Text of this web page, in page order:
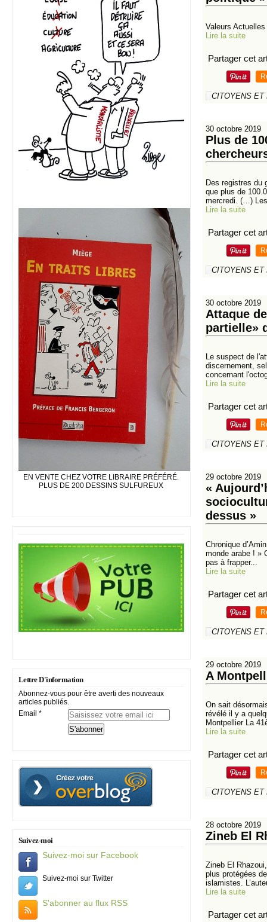
EN VENTE CHEZ VOTRE LIBRAIRE PRÉFÉRÉ.
PLUS DE 200 DESSINS SULFUREUX
Lettre D'information
Abonnez-vous pour être averti des nouveaux
articles publiés.
Email
Suivez-moi
Suivez-moi sur Facebook
Suivez-moi sur Twitter
S'abonner au flux RSS
Valeurs Actuelles
Lire la suite
Partager cet
CITOYENS ET
30 octobre 2019
Plus de
Des registres du
que plus de
mercredi. (…)
Lire la suite
Partager cet
CITOYENS ET
30 octobre 2019
Attaque
partielle»
Le suspect de
discernement,
concernant
Lire la suite
Partager cet
CITOYENS ET
29 octobre 2019
«
dessus »
Chronique
monde arabe ! »
pas à frapper...
Lire la suite
Partager cet
CITOYENS ET
29 octobre 2019
A
On sait
révélé il y a
Montpellier La
Lire la suite
Partager cet
CITOYENS ET
28 octobre 2019
Zineb El
Zineb El
plus protégées
islamistes.
Lire la suite
Partager cet